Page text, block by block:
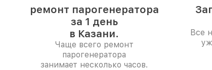
ремонт парогенератора
за 1 день
в Казани.
Чаще всего ремонт
парогенератора
занимает несколько часов.
Все